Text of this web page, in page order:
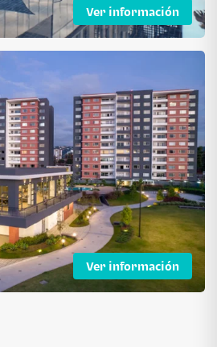
Ver información
Ver información